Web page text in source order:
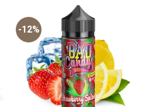
-12%